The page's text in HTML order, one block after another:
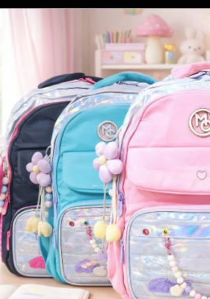
CÓMO COMPRAR